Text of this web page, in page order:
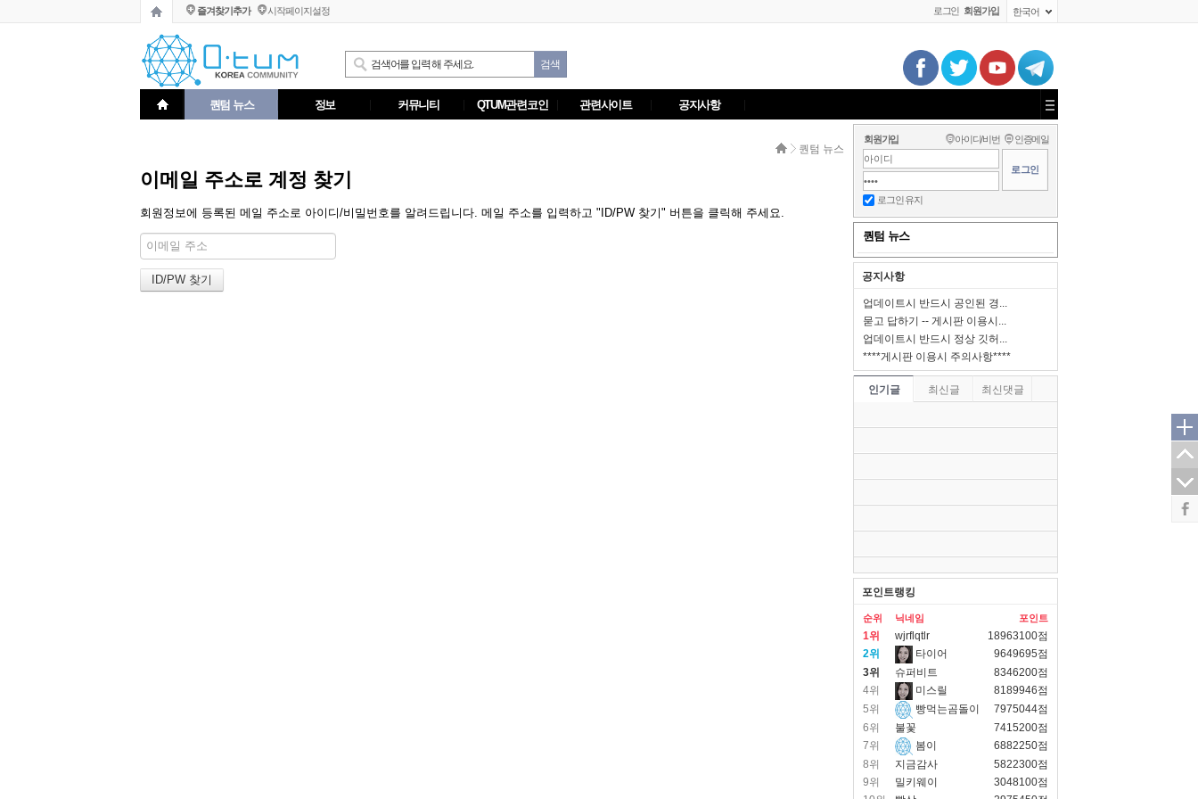
즐겨찾기추가 시작페이지설정 로그인 회원가입 한국어
퀀텀 뉴스 정보 커뮤니티 QTUM관련코인 관련사이트 공지사항
퀀텀 뉴스
이메일 주소로 계정 찾기
회원정보에 등록된 메일 주소로 아이디/비밀번호를 알려드립니다. 메일 주소를 입력하고 "ID/PW 찾기" 버튼을 클릭해 주세요.
회원가입 아이디/비번 인증메일
로그인 유지
퀀텀 뉴스
공지사항
업데이트시 반드시 공인된 경...
묻고 답하기 -- 게시판 이용시...
업데이트시 반드시 정상 깃허...
****게시판 이용시 주의사항****
인기글 최신글 최신댓글
포인트랭킹
순위 닉네임 포인트
1위 wjrflqtlr
18963100점
2위
타이어
9649695점
3위
슈퍼비트
8346200점
4위
미스릴
8189946점
5위
빵먹는곰돌이
7975044점
6위
불꽃
7415200점
7위
봄이
6882250점
8위
지금감사
5822300점
9위
밀키웨이
3048100점